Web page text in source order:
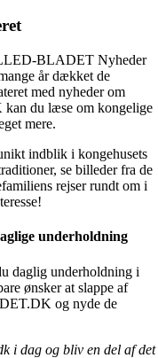
BLADET Nyheder
år dækket de
med nyheder om
du læse om kongelige
mere.
indblik i kongehusets
se billeder fra de
rejser rundt om i
underholdning
daglig underholdning i
ønsker at slappe af
og nyde de
i dag og bliv en del af det